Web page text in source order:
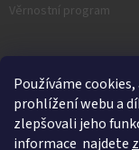
Používáme
prohlížení webu a
zlepšovali jeho
informace najdete
Věrnostní program
Facebook